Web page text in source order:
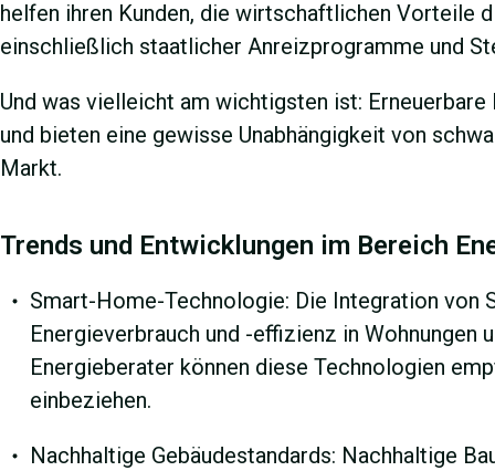
helfen ihren Kunden, die wirtschaftlichen Vorteile
einschließlich staatlicher Anreizprogramme und
Und was vielleicht am wichtigsten ist:
und bieten eine gewisse Unabhängigkeit von
Markt.
Trends und Entwicklungen im Bereich
Smart-Home-Technologie: Die Integration
Energieverbrauch und -effizienz in Wohnungen
Energieberater können diese Technologien
einbeziehen.
Nachhaltige Gebäudestandards: Nachhaltige